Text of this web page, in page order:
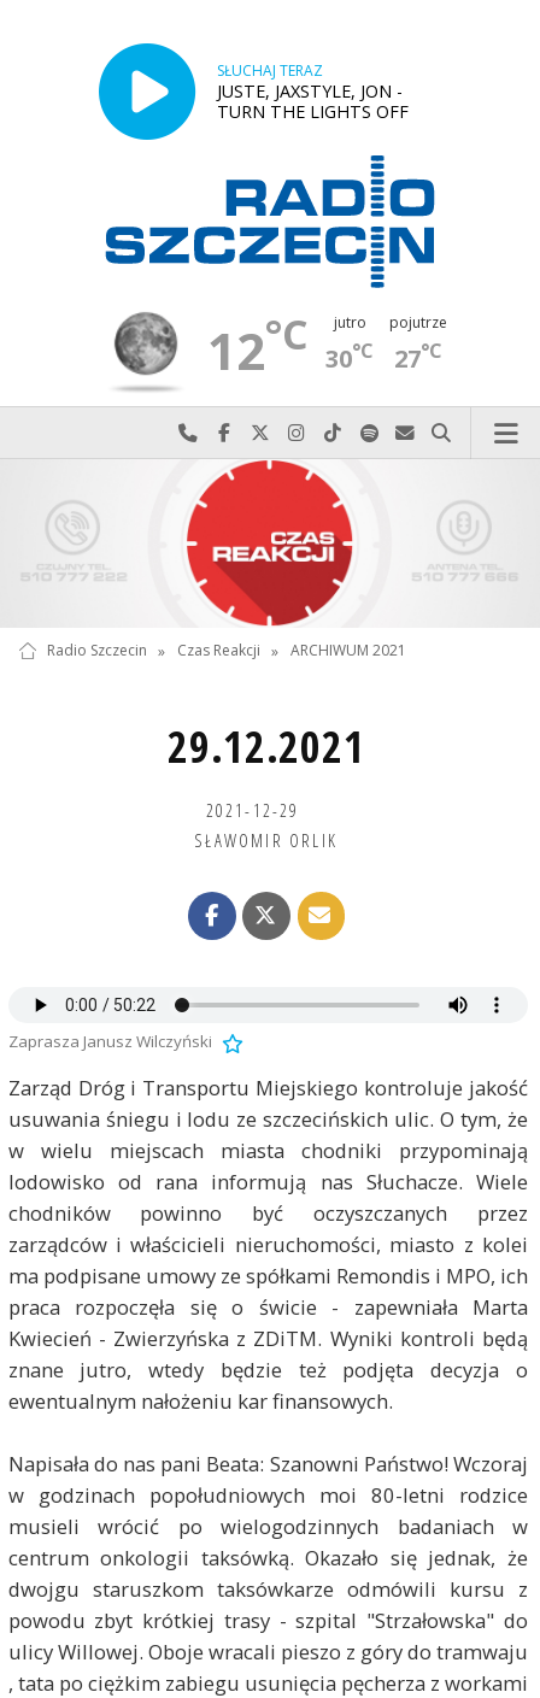
SŁUCHAJ TERAZ
JUSTE, JAXSTYLE, JON -
TURN THE LIGHTS OFF
12°C jutro
30°C
pojutrze
27°C
Najlepiej po prostu do nas zadzwoń
Odwiedź nas na Facebook-u
Odwiedź nas na X
Odwiedź nas na Instagram-ie
Odwiedź nas na TikTok-u
Szukaj nas na Spotify
Wyślij do nas
Szukaj
Radio Szczecin » Czas Reakcji » ARCHIWUM 2021
29.12.2021
2021-12-29
SŁAWOMIR ORLIK
Zaprasza Janusz Wilczyński
Zarząd Dróg i Transportu Miejskiego kontroluje jakość
usuwania śniegu i lodu ze szczecińskich ulic. O tym, że
w wielu miejscach miasta chodniki przypominają
lodowisko od rana informują nas Słuchacze. Wiele
chodników powinno być oczyszczanych przez
zarządców i właścicieli nieruchomości, miasto z kolei
ma podpisane umowy ze spółkami Remondis i MPO, ich
praca rozpoczęła się o świcie - zapewniała Marta
Kwiecień - Zwierzyńska z ZDiTM. Wyniki kontroli będą
znane jutro, wtedy będzie też podjęta decyzja o
ewentualnym nałożeniu kar finansowych.
Napisała do nas pani Beata: Szanowni Państwo! Wczoraj
w godzinach popołudniowych moi 80-letni rodzice
musieli wrócić po wielogodzinnych badaniach w
centrum onkologii taksówką. Okazało się jednak, że
dwojgu staruszkom taksówkarze odmówili kursu z
powodu zbyt krótkiej trasy - szpital "Strzałowska" do
ulicy Willowej. Oboje wracali pieszo z góry do tramwaju
, tata po ciężkim zabiegu usunięcia pęcherza z workami